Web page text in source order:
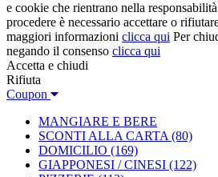
e cookie che rientrano nella
procedere è necessario accettare o
maggiori informazioni clicca qui Per
negando il consenso clicca qui
Accetta e chiudi
Rifiuta
Coupon
MANGIARE E BERE
SCONTI ALLA CARTA (80)
DOMICILIO (169)
GIAPPONESI / CINESI (122)